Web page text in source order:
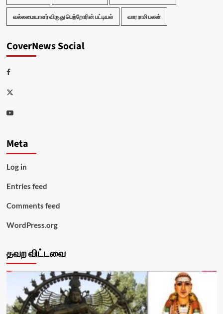
வல்லமையாளர் விருது பெற்றோரின் பட்டியல் வார ராசி பலன்
CoverNews Social
Facebook
Twitter
Youtube
Meta
Log in
Entries feed
Comments feed
WordPress.org
தவற விட்டவை